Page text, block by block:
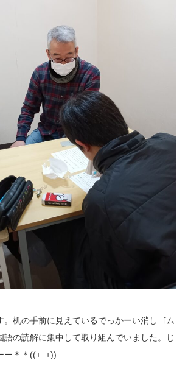
。机の手前に見えているでっかーい消しゴム
語の読解に集中して取り組んでいました。じ
ー＊＊((+_+))